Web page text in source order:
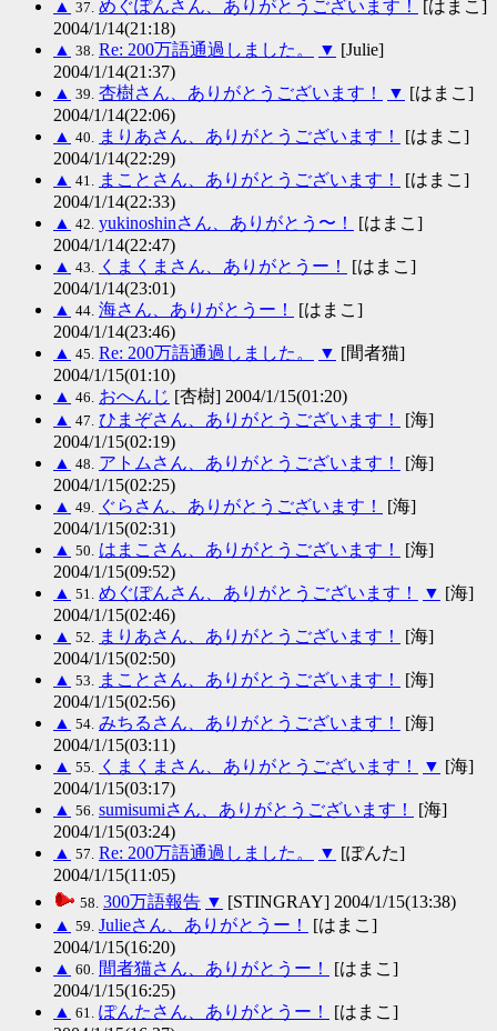
▲ 37. めぐぽんさん、ありがとうございます！
[はまこ]
2004/1/14(21:18)
▲ 38. Re: 200万語通過しました。 ▼ [Julie]
2004/1/14(21:37)
▲ 39. 杏樹さん、ありがとうございます！ ▼ [はまこ]
2004/1/14(22:06)
▲ 40. まりあさん、ありがとうございます！
[はまこ]
2004/1/14(22:29)
▲ 41. まことさん、ありがとうございます！
[はまこ]
2004/1/14(22:33)
▲ 42. yukinoshinさん、ありがとう〜！
[はまこ]
2004/1/14(22:47)
▲ 43. くまくまさん、ありがとうー！
[はまこ]
2004/1/14(23:01)
▲ 44. 海さん、ありがとうー！
[はまこ]
2004/1/14(23:46)
▲ 45. Re: 200万語通過しました。 ▼ [間者猫]
2004/1/15(01:10)
▲ 46. おへんじ [杏樹] 2004/1/15(01:20)
▲ 47. ひまぞさん、ありがとうございます！
[海]
2004/1/15(02:19)
▲ 48. アトムさん、ありがとうございます！
[海]
2004/1/15(02:25)
▲ 49. ぐらさん、ありがとうございます！
[海]
2004/1/15(02:31)
▲ 50. はまこさん、ありがとうございます！
[海]
2004/1/15(09:52)
▲ 51. めぐぽんさん、ありがとうございます！ ▼ [海]
2004/1/15(02:46)
▲ 52. まりあさん、ありがとうございます！
[海]
2004/1/15(02:50)
▲ 53. まことさん、ありがとうございます！
[海]
2004/1/15(02:56)
▲ 54. みちるさん、ありがとうございます！
[海]
2004/1/15(03:11)
▲ 55. くまくまさん、ありがとうございます！ ▼ [海]
2004/1/15(03:17)
▲ 56. sumisumiさん、ありがとうございます！
[海]
2004/1/15(03:24)
▲ 57. Re: 200万語通過しました。 ▼ [ぽんた]
2004/1/15(11:05)
58. 300万語報告 ▼ [STINGRAY] 2004/1/15(13:38)
▲ 59. Julieさん、ありがとうー！
[はまこ]
2004/1/15(16:20)
▲ 60. 間者猫さん、ありがとうー！
[はまこ]
2004/1/15(16:25)
▲ 61. ぽんたさん、ありがとうー！
[はまこ]